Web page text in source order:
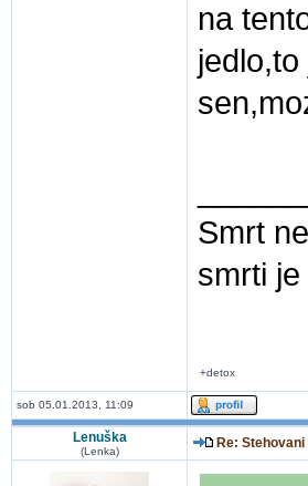
na
Smrt
smrti
+detox
sob 05.01.2013, 11:09
Lenuška
(Lenka)
Re: